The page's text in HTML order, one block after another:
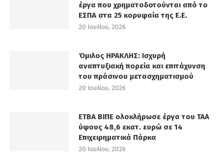
έργα που χρηματοδοτούνται από το
ΕΣΠΑ στα 25 κορυφαία της Ε.Ε.
20 Ιουλίου, 2026
Όμιλος ΗΡΑΚΛΗΣ: Ισχυρή
αναπτυξιακή πορεία και επιτάχυνση
του πράσινου μετασχηματισμού
20 Ιουλίου, 2026
ΕΤΒΑ ΒΙΠΕ ολοκλήρωσε έργα του ΤΑΑ
ύψους 48,6 εκατ. ευρώ σε 14
Επιχειρηματικά Πάρκα
20 Ιουλίου, 2026